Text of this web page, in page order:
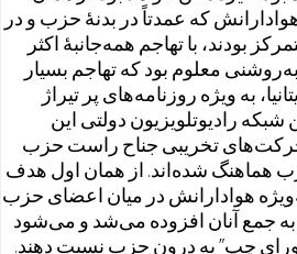
که عمدتاً در بدنهٔ حزب و در
بودند، با تهاجم همه‌جانبهٔ اکثر
معلوم بود که تهاجم بسیار
به ویژه روزنامه‌های پر تیراژ
رادیوتلویزیون دولتی این
تخریبی جناح راست حزب
هماهنگ شده‌اند. از همان اول هدف
هوادارانش در میان اعضای حزب
جمع آنان افزوده می‌شد و می‌شود
چپ” به درون حزب نسبت دهند.